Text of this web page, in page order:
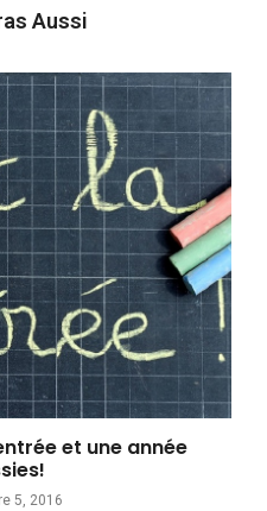
Aussi
et une année
5, 2016